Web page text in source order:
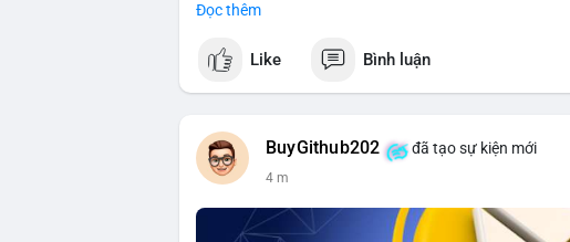
#vlikevn
📰 Nguồn: CoinDesk
Đọc thêm
Like Bình luận
BuyGithub202 đã tạo sự kiện mới
4 m